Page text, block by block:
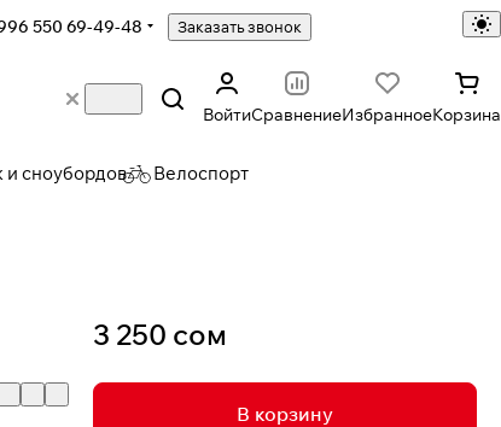
550 69-49-48 Заказать звонок
ВойтиСравнениеИзбранноеКорзина
и сноубордов Велоспорт
3 250 сом
В корзину